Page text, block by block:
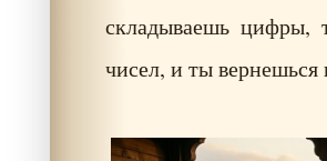
складываешь
чисел, и ты вернешься